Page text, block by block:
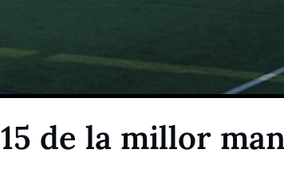
de la millor